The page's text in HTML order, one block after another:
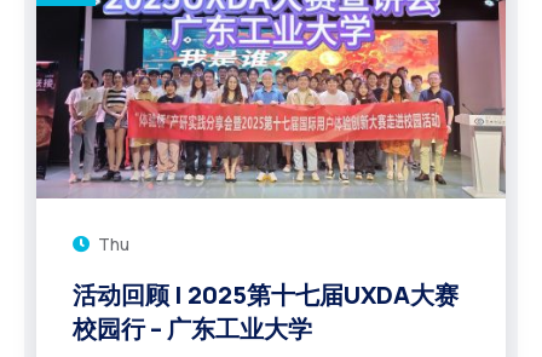
Thu
活动回顾 | 2025第十七届UXDA大赛
校园行 – 广东工业大学